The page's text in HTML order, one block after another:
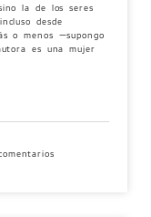
la de los seres
desde
o menos —supongo
es una mujer